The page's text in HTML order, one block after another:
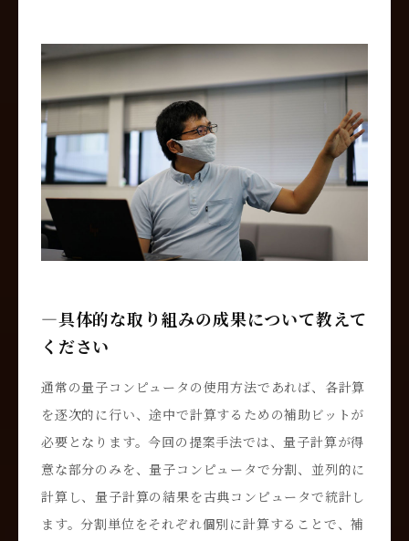
―具体的な取り組みの成果について教えて
ください
通常の量子コンピュータの使用方法であれば、各計算
を逐次的に行い、途中で計算するための補助ビットが
必要となります。今回の提案手法では、量子計算が得
意な部分のみを、量子コンピュータで分割、並列的に
計算し、量子計算の結果を古典コンピュータで統計し
ます。分割単位をそれぞれ個別に計算することで、補